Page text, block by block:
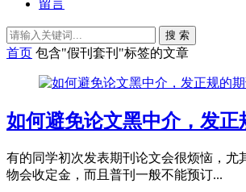
留言
搜 索
首页 包含"假刊套刊"标签的文章
如何避免论文黑中介，发正
有的同学初次发表期刊论文会很烦恼，尤
物会收定金，而且普刊一般不能预订...